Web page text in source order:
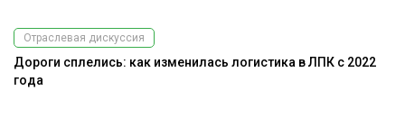
Отраслевая дискуссия
Дороги сплелись: как изменилась логистика в ЛПК с 2022
года